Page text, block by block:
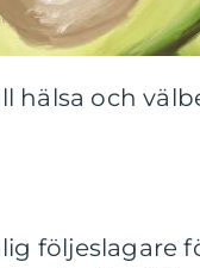
hälsa och
följeslagare